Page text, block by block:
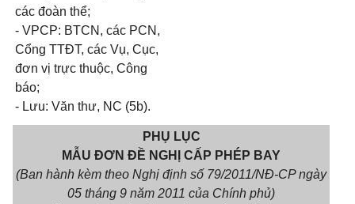
các đoàn thể;
- VPCP: BTCN, các PCN,
Cổng TTĐT, các Vụ, Cục,
đơn vị trực thuộc, Công
báo;
- Lưu: Văn thư, NC (5b).
PHỤ LỤC
MẪU ĐƠN ĐỀ NGHỊ CẤP PHÉP BAY
(Ban hành kèm theo Nghị định số 79/2011/NĐ-CP ngày
05 tháng 9 năm 2011 của Chính phủ)